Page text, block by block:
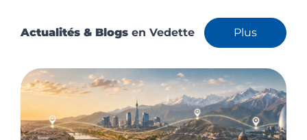
Actualités & Blogs en Vedette Plus